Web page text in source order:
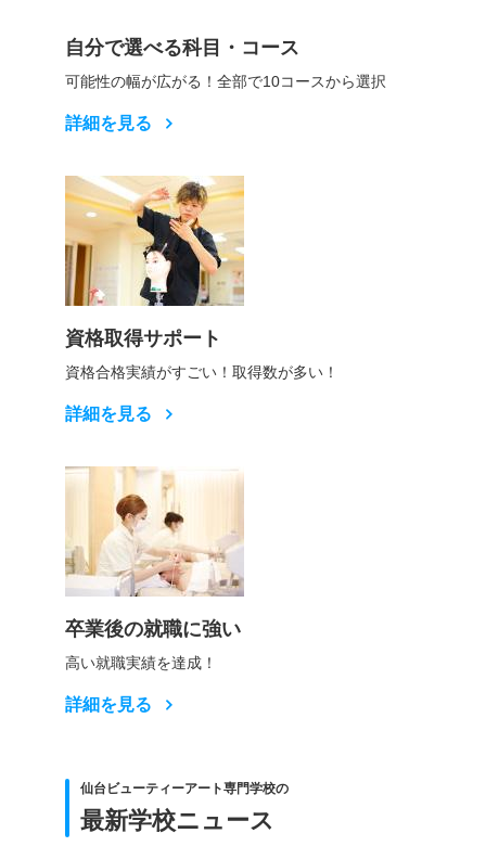
自分で選べる科目・コース
可能性の幅が広がる！全部で10コースから選択
詳細を見る
資格取得サポート
資格合格実績がすごい！取得数が多い！
詳細を見る
卒業後の就職に強い
高い就職実績を達成！
詳細を見る
仙台ビューティーアート専門学校の
最新学校ニュース